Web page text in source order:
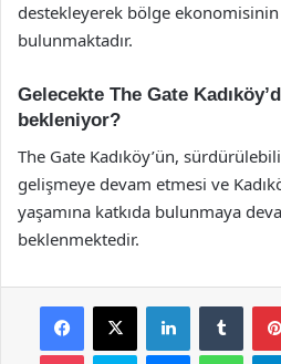
destekleyerek bölge ekonomisinin
bulunmaktadır.
Gelecekte The Gate
bekleniyor?
The Gate Kadıköy’ün,
gelişmeye devam etmesi ve
yaşamına katkıda bulunmaya
beklenmektedir.
Facebook
X LinkedIn
Pocket Skype Messenger